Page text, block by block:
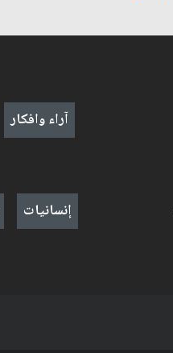
آراء وافكار
إنسانيات